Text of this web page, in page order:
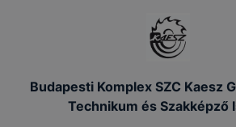
Budapesti Komplex SZC Kaesz
Technikum és Szakképző